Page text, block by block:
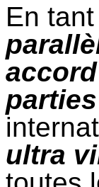
En
accord
ultra